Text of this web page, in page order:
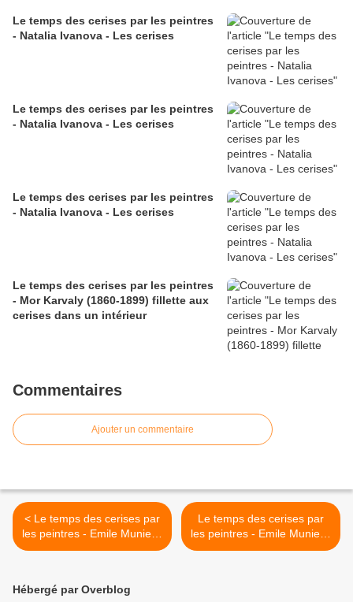
Le temps des cerises par les peintres
- Natalia Ivanova - Les cerises
Le temps des cerises par les peintres
- Natalia Ivanova - Les cerises
Le temps des cerises par les peintres
- Natalia Ivanova - Les cerises
Le temps des cerises par les peintres
- Mor Karvaly (1860-1899) fillette aux
cerises dans un intérieur
Commentaires
Ajouter un commentaire
< Le temps des cerises par
les peintres - Emile Munier -
Les cerises
Le temps des cerises par
les peintres - Emile Munier -
Jeune fille au panier de
Hébergé par Overblog